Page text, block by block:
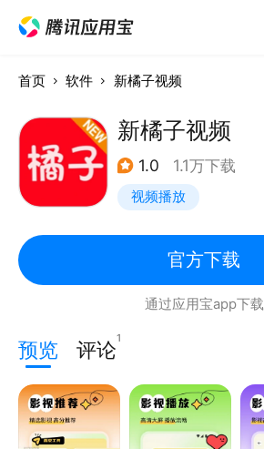
首页 软件 新橘子视频
新橘子视频
1.0 1.1万下载
视频播放
官方下载
通过应用宝app下载
预览 评论1